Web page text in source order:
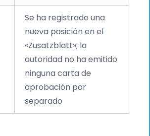
Se ha registrado una
nueva posición en el
«Zusatzblatt»; la
autoridad no ha emitido
ninguna carta de
aprobación por
separado